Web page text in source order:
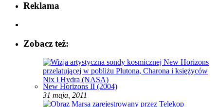
Reklama
Zobacz też:
New Horizons II (2004)
31 maja, 2011